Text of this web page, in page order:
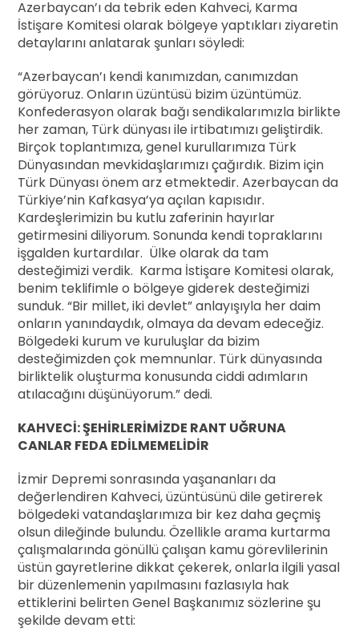
Azerbaycan’ı da tebrik eden Kahveci, Karma
İstişare Komitesi olarak bölgeye yaptıkları ziyaretin
detaylarını anlatarak şunları söyledi:
“Azerbaycan’ı kendi kanımızdan, canımızdan
görüyoruz. Onların üzüntüsü bizim üzüntümüz.
Konfederasyon olarak bağı sendikalarımızla birlikte
her zaman, Türk dünyası ile irtibatımızı geliştirdik.
Birçok toplantımıza, genel kurullarımıza Türk
Dünyasından mevkidaşlarımızı çağırdık. Bizim için
Türk Dünyası önem arz etmektedir. Azerbaycan da
Türkiye’nin Kafkasya’ya açılan kapısıdır.
Kardeşlerimizin bu kutlu zaferinin hayırlar
getirmesini diliyorum. Sonunda kendi topraklarını
işgalden kurtardılar. Ülke olarak da tam
desteğimizi verdik. Karma İstişare Komitesi olarak,
benim teklifimle o bölgeye giderek desteğimizi
sunduk. “Bir millet, iki devlet” anlayışıyla her daim
onların yanındaydık, olmaya da devam edeceğiz.
Bölgedeki kurum ve kuruluşlar da bizim
desteğimizden çok memnunlar. Türk dünyasında
birliktelik oluşturma konusunda ciddi adımların
atılacağını düşünüyorum.” dedi.
KAHVECİ: ŞEHİRLERİMİZDE RANT UĞRUNA
CANLAR FEDA EDİLMEMELİDİR
İzmir Depremi sonrasında yaşananları da
değerlendiren Kahveci, üzüntüsünü dile getirerek
bölgedeki vatandaşlarımıza bir kez daha geçmiş
olsun dileğinde bulundu. Özellikle arama kurtarma
çalışmalarında gönüllü çalışan kamu görevlilerinin
üstün gayretlerine dikkat çekerek, onlarla ilgili yasal
bir düzenlemenin yapılmasını fazlasıyla hak
ettiklerini belirten Genel Başkanımız sözlerine şu
şekilde devam etti: